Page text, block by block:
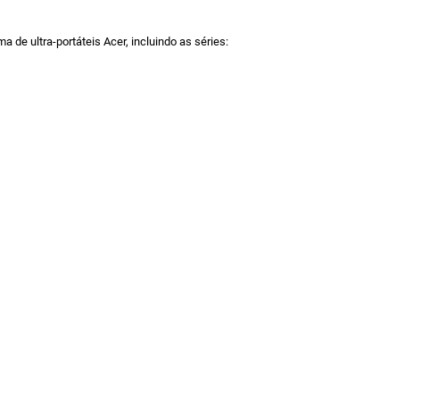
de ultra-portáteis Acer, incluindo as séries: